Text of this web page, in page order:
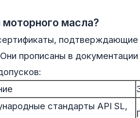
масла?
подтверждающие
прописаны в документации
стандарты API SL,